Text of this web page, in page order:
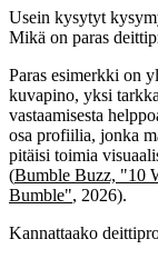
Usein kysytyt
Mikä on paras
Paras esimerkki on
kuvapino, yksi
vastaamisesta
osa profiilia, jonka
pitäisi toimia
(Bumble Buzz, "10
Bumble", 2026).
Kannattaako